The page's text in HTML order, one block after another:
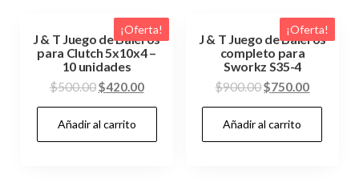
¡Oferta!
J & T Juego de Baleros
para Clutch 5x10x4 –
10 unidades
$500.00El
precio
original
era:
$420.00El
precio
es:
Añadir al carrito
¡Oferta!
J & T Juego de Baleros
completo para
Sworkz S35-4
$900.00El
precio
original
era:
$750.00El
precio
es:
Añadir al carrito